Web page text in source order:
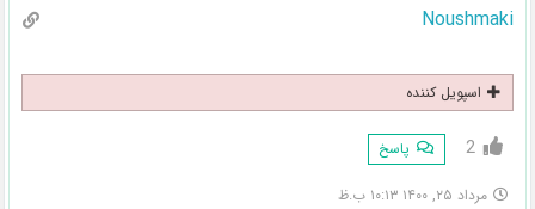
Noushmaki
اسپویل کننده
2 پاسخ
مرداد ۲۵, ۱۴۰۰ ۱۰:۱۳ ب.ظ